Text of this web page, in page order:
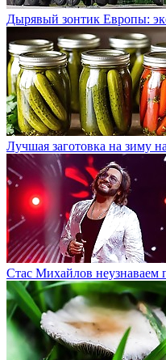
Дырявый зонтик Европы:
Лучшая заготовка на зиму
Стас Михайлов неузнаваем